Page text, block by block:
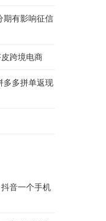
期有影响征信
跨境电商
多多拼单返现
音一个手机